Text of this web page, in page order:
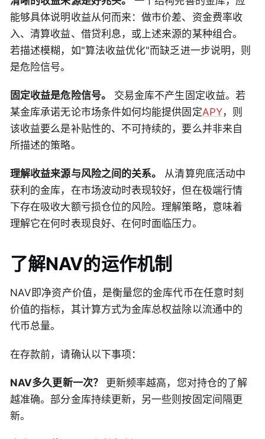
能够具体说明收益从何而来：做市价差、资金费率收
入、清算收益、借贷利息，或上述来源的某种组合。
若描述模糊，如"算法收益优化"而缺乏进一步说明，则
是危险信号。
固定收益是危险信号。
交易金库不产生固定收益。若
某金库承诺无论市场条件如何均能提供固定APY，则
该收益要么是补贴性的、不可持续的，要么并非来自
所描述的策略。
理解收益来源与风险之间的关系。
从清算兜底活动中
获利的金库，在市场波动时表现较好，但在极端行情
下存在吸收大额亏损仓位的风险。理解策略，意味着
理解它在何时表现良好、在何时面临压力。
了解NAV的运作机制
NAV即净资产价值，是衡量您的金库代币在任意时刻
价值的指标，其计算方式为金库总权益除以流通中的
代币总量。
在存款前，请确认以下事项：
NAV多久更新一次？
更新频率越高，您对持仓的了解
越准确。部分金库持续更新，另一些则按固定间隔更
新。